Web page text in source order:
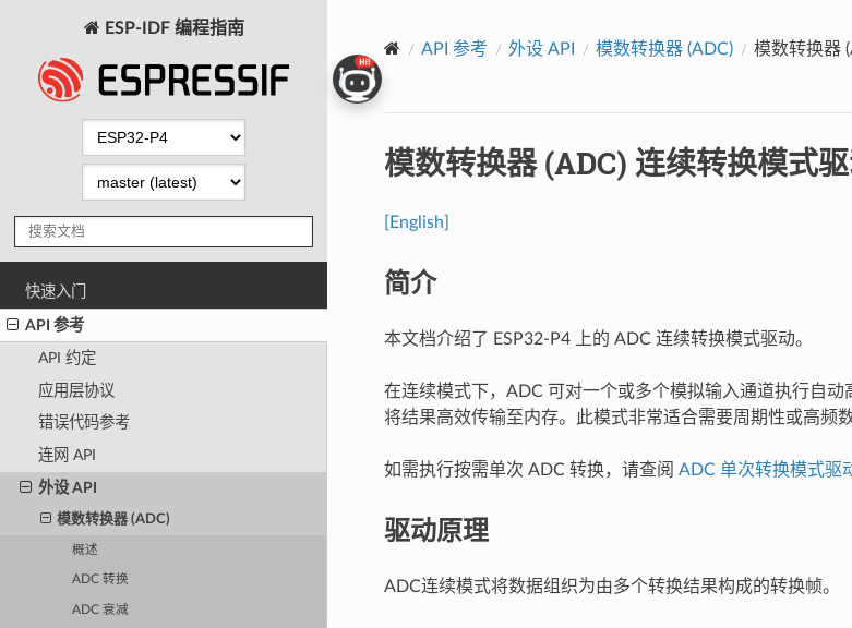
ESP-IDF 编程指南
快速入门
API 参考
API 约定
应用层协议
错误代码参考
连网 API
外设 API
模数转换器 (ADC)
概述
ADC 转换
ADC 衰减
API 参考 外设 API 模数转换器 (ADC)
模数转换器
模数转换器 (ADC) 连续转换模式
[English]
简介
本文档介绍了 ESP32-P4 上的 ADC 连续转换模式驱动。
在连续模式下，ADC 可对一个或多个模拟输入通道执行自
将结果高效传输至内存。此模式非常适合需要周期性或高频
如需执行按需单次 ADC 转换，请查阅 ADC 单次转换模式驱
驱动原理
ADC连续模式将数据组织为由多个转换结果构成的转换帧。